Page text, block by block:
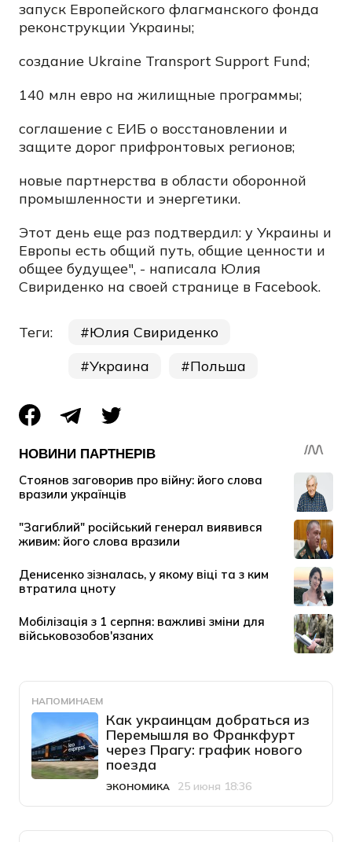
запуск Европейского флагманского фонда
реконструкции Украины;
создание Ukraine Transport Support Fund;
140 млн евро на жилищные программы;
соглашение с ЕИБ о восстановлении и
защите дорог прифронтовых регионов;
новые партнерства в области оборонной
промышленности и энергетики.
Этот день еще раз подтвердил: у Украины и
Европы есть общий путь, общие ценности и
общее будущее", - написала Юлия
Свириденко на своей странице в Facebook.
Теги:
Юлия Свириденко
Украина
Польша
НАПОМИНАЕМ
Как украинцам добраться из
Перемышля во Франкфурт
через Прагу: график нового
поезда
Категория
ЭКОНОМИКА
Дата публикации
25 июня 18:36